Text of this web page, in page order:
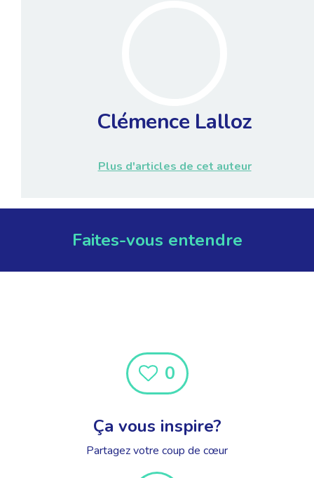
Clémence Lalloz
Plus d'articles de cet auteur
Faites-vous entendre
0
Ça vous inspire?
Partagez votre coup de cœur